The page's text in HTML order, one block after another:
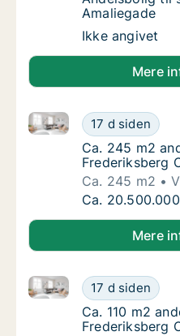
Amaliegade
Andelsbolig til
Ikke angivet
Mere
Ca. 245 m2
17 d siden
Ca. 245 m2
Ca. 245 m2
Ca. 245 m2
Frederiksberg
Ca. 245 m2
Ca. 245 m2
Ca.
Mere
Ca. 110 m2
17 d siden
Ca. 110 m2
Ca. 110 m2
Ca. 110 m2
Frederiksberg